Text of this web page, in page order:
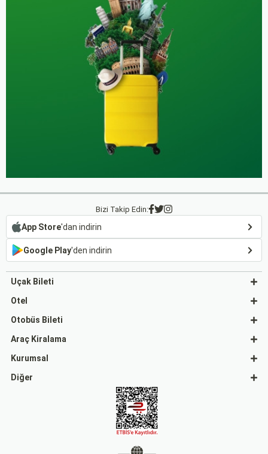
Bizi Takip Edin:
App Store'dan indirin
Google Play'den indirin
Uçak Bileti
Otel
Otobüs Bileti
Araç Kiralama
Kurumsal
Diğer